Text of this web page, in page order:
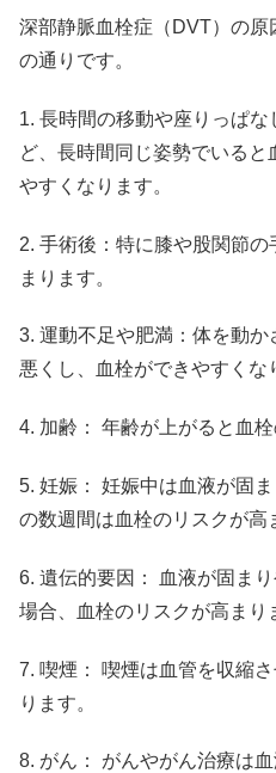
深部静脈血栓症（DVT）の
の通りです。
1. 長時間の移動や座りっぱ
ど、長時間同じ姿勢でいる
やすくなります。
2. 手術後：特に膝や股関節
まります。
3. 運動不足や肥満：体を動
悪くし、血栓ができやすくな
4. 加齢： 年齢が上がると血
5. 妊娠： 妊娠中は血液が固
の数週間は血栓のリスクが高
6. 遺伝的要因： 血液が固ま
場合、血栓のリスクが高まり
7. 喫煙： 喫煙は血管を収縮
ります。
8. がん： がんやがん治療は